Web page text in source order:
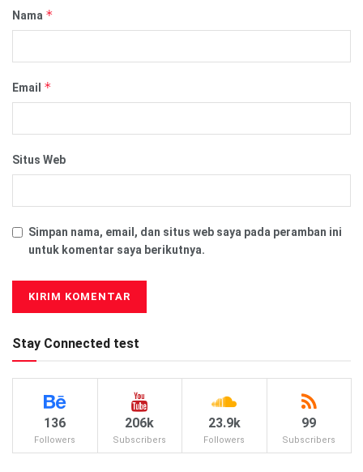
Nama *
Email *
Situs Web
Simpan nama, email, dan situs web saya pada peramban ini
untuk komentar saya berikutnya.
Stay Connected test
136
Followers
206k
Subscribers
23.9k
Followers
99
Subscribers